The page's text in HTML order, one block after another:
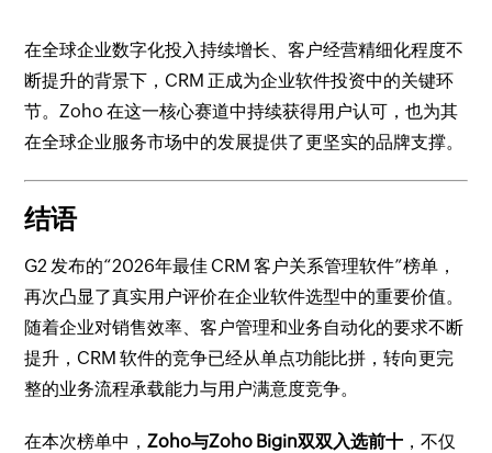
在全球企业数字化投入持续增长、客户经营精细化程度不
断提升的背景下，CRM 正成为企业软件投资中的关键环
节。Zoho 在这一核心赛道中持续获得用户认可，也为其
在全球企业服务市场中的发展提供了更坚实的品牌支撑。
结语
G2 发布的“2026年最佳 CRM 客户关系管理软件”榜单，
再次凸显了真实用户评价在企业软件选型中的重要价值。
随着企业对销售效率、客户管理和业务自动化的要求不断
提升，CRM 软件的竞争已经从单点功能比拼，转向更完
整的业务流程承载能力与用户满意度竞争。
在本次榜单中，Zoho与Zoho Bigin双双入选前十 ，不仅